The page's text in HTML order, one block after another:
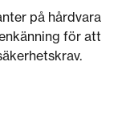
på hårdvara
för att